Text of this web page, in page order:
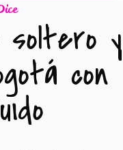
soltero y
con